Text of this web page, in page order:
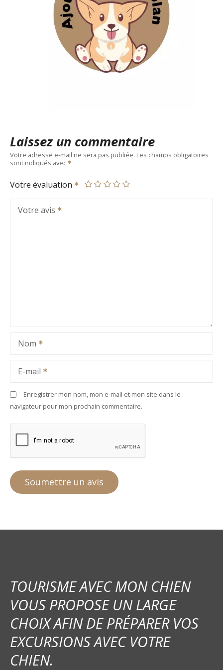
Laissez un commentaire
Votre adresse e-mail ne sera pas publiée. Les champs obligatoires
sont indiqués avec
Votre évaluation
Votre avis
Nom
E-mail
Enregistrer mon nom, mon e-mail et mon site dans le
navigateur pour mon prochain commentaire.
TOURISME AVEC MON CHIEN
VOUS PROPOSE UN LARGE
CHOIX AFIN DE PRÉPARER VOS
EXCURSIONS AVEC VOTRE
CHIEN.